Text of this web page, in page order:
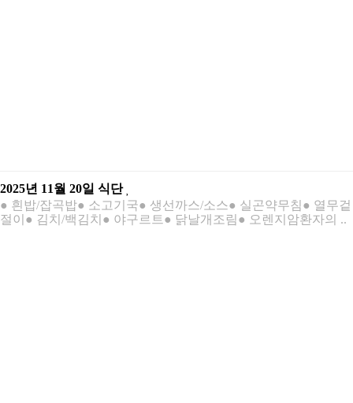
2025년 11월 20일 식단
● 흰밥/잡곡밥● 소고기국● 생선까스/소스● 실곤약무침● 열무겉
절이● 김치/백김치● 야구르트● 닭날개조림● 오렌지암환자의 ..